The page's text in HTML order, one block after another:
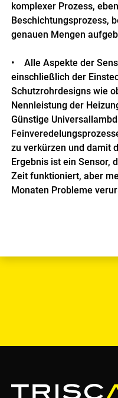
komplexer Prozess,
Beschichtungsprozess,
genauen Mengen
• Alle Aspekte der
einschließlich der
Schutzrohrdesigns wie
Nennleistung der
Günstige
zu verkürzen und damit
Ergebnis ist ein Sensor,
Zeit funktioniert, aber
Monaten Probleme